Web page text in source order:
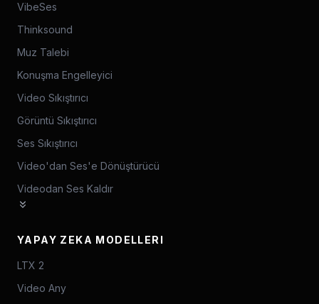
VibeSes
Thinksound
Muz Talebi
Konuşma Engelleyici
Video Sıkıştırıcı
Görüntü Sıkıştırıcı
Ses Sıkıştırıcı
Video'dan Ses'e Dönüştürücü
Videodan Ses Kaldır
YAPAY ZEKA MODELLERI
LTX 2
Video Any